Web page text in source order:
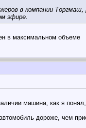
в компании
эфире.
в максимальном объеме
машина, как я
дороже, чем